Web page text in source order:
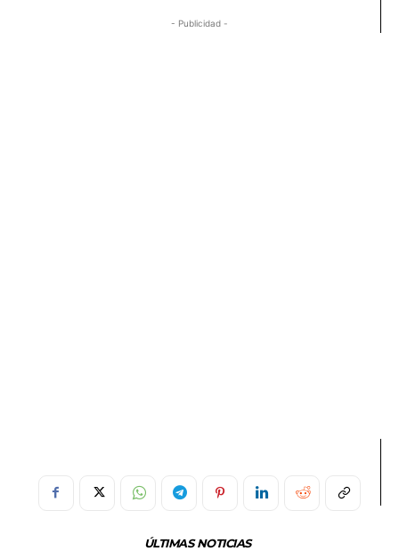
- Publicidad -
ÚLTIMAS NOTICIAS